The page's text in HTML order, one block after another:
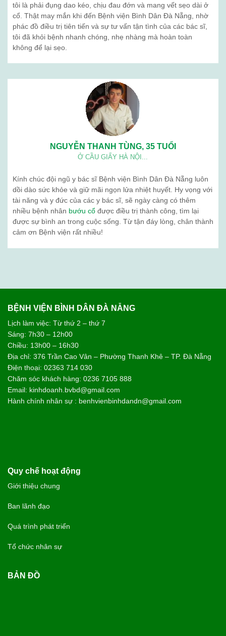
tôi là phải đụng dao kéo, chịu đau đớn và mang vết sẹo dài ở
cổ. Thật may mắn khi đến Bệnh viện Bình Dân Đà Nẵng, nhờ
phác đồ điều trị tiên tiến và sự tư vấn tận tình của các bác sĩ,
tôi đã khỏi bệnh nhanh chóng, nhẹ nhàng mà hoàn toàn
không để lại sẹo.
NGUYỄN THANH TÙNG, 35 TUỔI
Ở CẦU GIẤY HÀ NỘI...
Kính chúc đội ngũ y bác sĩ Bệnh viện Bình Dân Đà Nẵng luôn
dồi dào sức khỏe và giữ mãi ngọn lửa nhiệt huyết. Hy vọng với
tài năng và y đức của các y bác sĩ, sẽ ngày càng có thêm
nhiều bệnh nhân bướu cổ được điều trị thành công, tìm lại
được sự bình an trong cuộc sống. Từ tận đáy lòng, chân thành
cảm ơn Bệnh viện rất nhiều!
BỆNH VIỆN BÌNH DÂN ĐÀ NẴNG
Lịch làm việc: Từ thứ 2 – thứ 7
Sáng: 7h30 – 12h00
Chiều: 13h00 – 16h30
Địa chỉ: 376 Trần Cao Vân – Phường Thanh Khê – TP. Đà Nẵng
Điện thoại: 02363 714 030
Chăm sóc khách hàng: 0236 7105 888
Email: kinhdoanh.bvbd@gmail.com
Hành chính nhân sự : benhvienbinhdandn@gmail.com
Quy chế hoạt động
Giới thiệu chung
Ban lãnh đạo
Quá trình phát triển
Tổ chức nhân sự
BẢN ĐỒ